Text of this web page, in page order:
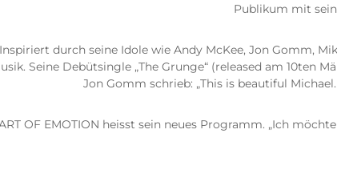
Publikum mit
Inspiriert durch seine Idole wie Andy McKee, Jon Gomm,
Seine Debütsingle „The Grunge“ (released am 10ten
Jon Gomm schrieb: „This is beautiful
OF EMOTION heisst sein neues Programm. „Ich